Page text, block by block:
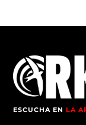
ESCUCHA ENLA